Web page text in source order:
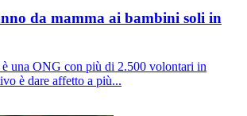
da mamma ai bambini soli in
è una ONG con più di 2.500 volontari in
è dare affetto a più...